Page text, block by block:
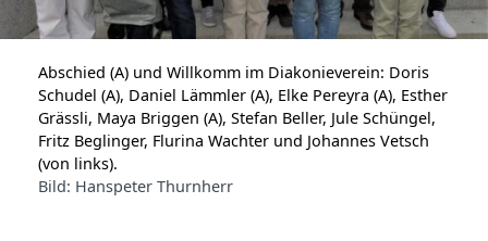
Abschied (A) und Willkomm im Diakonieverein: Doris
Schudel (A), Daniel Lämmler (A), Elke Pereyra (A), Esther
Grässli, Maya Briggen (A), Stefan Beller, Jule Schüngel,
Fritz Beglinger, Flurina Wachter und Johannes Vetsch
(von links).
Bild: Hanspeter Thurnherr